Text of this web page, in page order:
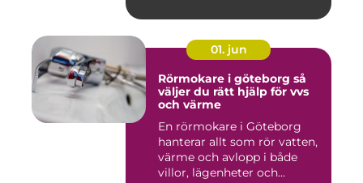
01. jun
Rörmokare i göteborg så
väljer du rätt hjälp för vvs
och värme
En rörmokare i Göteborg
hanterar allt som rör vatten,
värme och avlopp i både
villor, lägenheter och...